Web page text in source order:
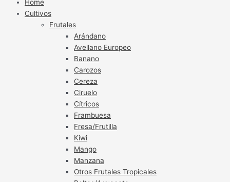
Home
Cultivos
Frutales
Arándano
Avellano Europeo
Banano
Carozos
Cereza
Ciruelo
Cítricos
Frambuesa
Fresa/Frutilla
Kiwi
Mango
Manzana
Otros Frutales Tropicales